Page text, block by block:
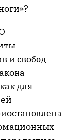
и свобод
для